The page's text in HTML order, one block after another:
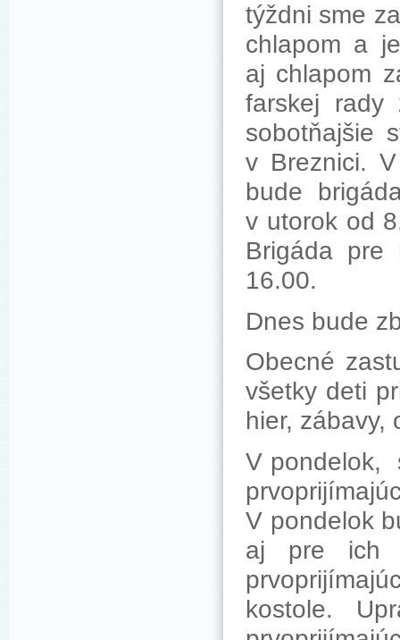
týždni sme
chlapom a
aj chlapom
farskej rady
sobotňajšie
v Breznici.
bude
v utorok od
Brigáda pre
16.00.
Dnes bude
Obecné
všetky deti
hier, zábavy,
V pondelok,
V pondelok
aj pre ich
kostole.